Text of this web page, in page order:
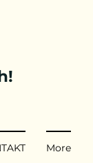
More